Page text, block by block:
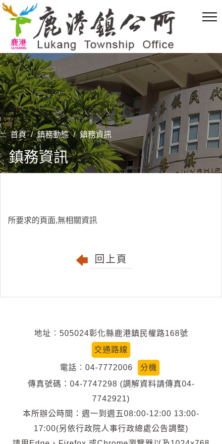
跳
內
容
區
塊
::: 首頁 / 鎮務動態 / 鎮務資訊
鎮務資訊
所要求的頁面,無相關資訊
回上頁
地址︰505024彰化縣鹿港鎮民權路168號
交通路線
電話︰04-7772006
分機
傳真號碼：04-7747298 (調解資料請傳真04-
7742921)
本所辦公時間：週一到週五08:00-12:00 13:00-
17:00(另依行政院人事行政總處公告調整)